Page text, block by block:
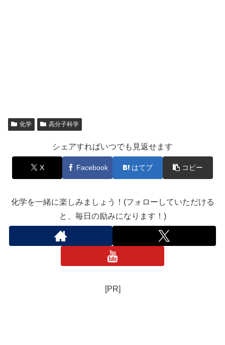
化学 高分子科学
シェアすればいつでも見返せます
X Facebook はてブ コピー
化学を一緒に楽しみましょう！(フォローしていただける
と、毎日の励みになります！)
[PR]